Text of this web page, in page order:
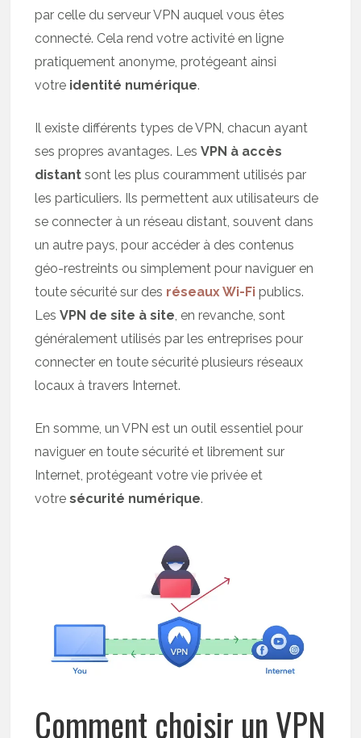
par celle du serveur VPN auquel vous êtes
connecté. Cela rend votre activité en ligne
pratiquement anonyme, protégeant ainsi
votre identité numérique.
Il existe différents types de VPN, chacun ayant
ses propres avantages. LesVPN à accès
distant sont les plus couramment utilisés par
les particuliers. Ils permettent aux utilisateurs de
se connecter à un réseau distant, souvent dans
un autre pays, pour accéder à des contenus
géo-restreints ou simplement pour naviguer en
toute sécurité sur des réseaux Wi-Fi publics.
LesVPN de site à site, en revanche, sont
généralement utilisés par les entreprises pour
connecter en toute sécurité plusieurs réseaux
locaux à travers Internet.
En somme, un VPN est un outil essentiel pour
naviguer en toute sécurité et librement sur
Internet, protégeant votre vie privée et
votresécurité numérique.
Comment choisir un VPN